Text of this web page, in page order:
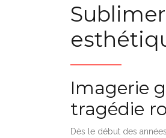
Imagerie
tragédie
Dès le début des